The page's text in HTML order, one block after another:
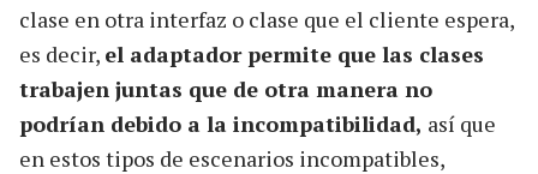
clase en otra interfaz o clase que el cliente espera,
es decir, el adaptador permite que las clases
trabajen juntas que de otra manera no
podrían debido a la incompatibilidad, así que
en estos tipos de escenarios incompatibles,